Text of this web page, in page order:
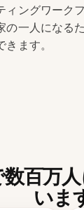
ィングワーク
の一人になる
ます。
百万
いま